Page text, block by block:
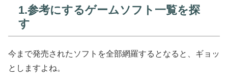
1.参考にするゲームソフト一覧を探
す
今まで発売されたソフトを全部網羅するとなると、ギョッ
としますよね。